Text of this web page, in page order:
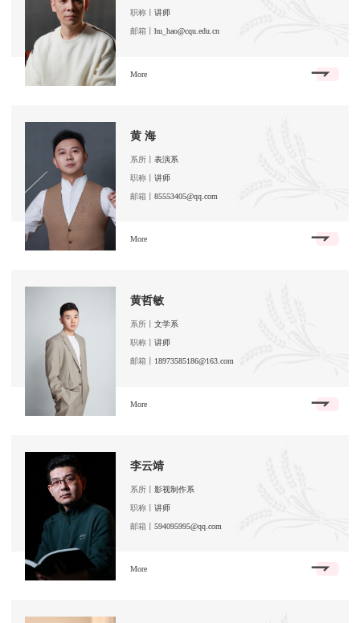
职称丨讲师
邮箱丨hu_hao@cqu.edu.cn
More
黄 海
系所丨表演系
职称丨讲师
邮箱丨85553405@qq.com
More
黄哲敏
系所丨文学系
职称丨讲师
邮箱丨 18973585186@163.com
More
李云靖
系所丨影视制作系
职称丨讲师
邮箱丨594095995@qq.com
More